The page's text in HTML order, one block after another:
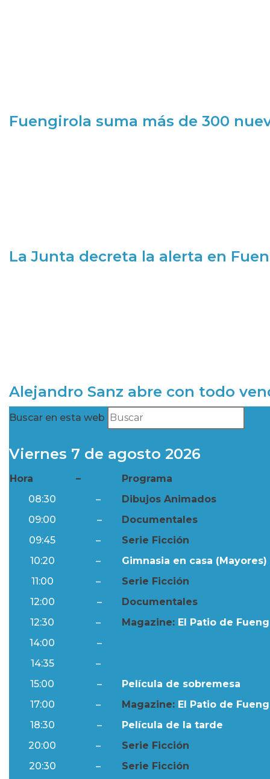
Fuengirola suma más de 300
La Junta decreta la alerta en
Alejandro Sanz abre con todo
Buscar en esta web
Viernes 7 de agosto 2026
Hora –
Programa
08:30
–
Dibujos Animados
09:00
–
Documentales
09:45
–
Serie Ficción
10:20
–
Gimnasia en casa (Mayores)
11:00
–
Serie Ficción
12:00
–
Documentales
12:30
– Magazine: El Patio de
14:00
–
14:35
–
15:00
–
Película de sobremesa
17:00
– Magazine: El Patio de
18:30
–
Película de la tarde
20:00
–
Serie Ficción
20:30
– Serie Ficción